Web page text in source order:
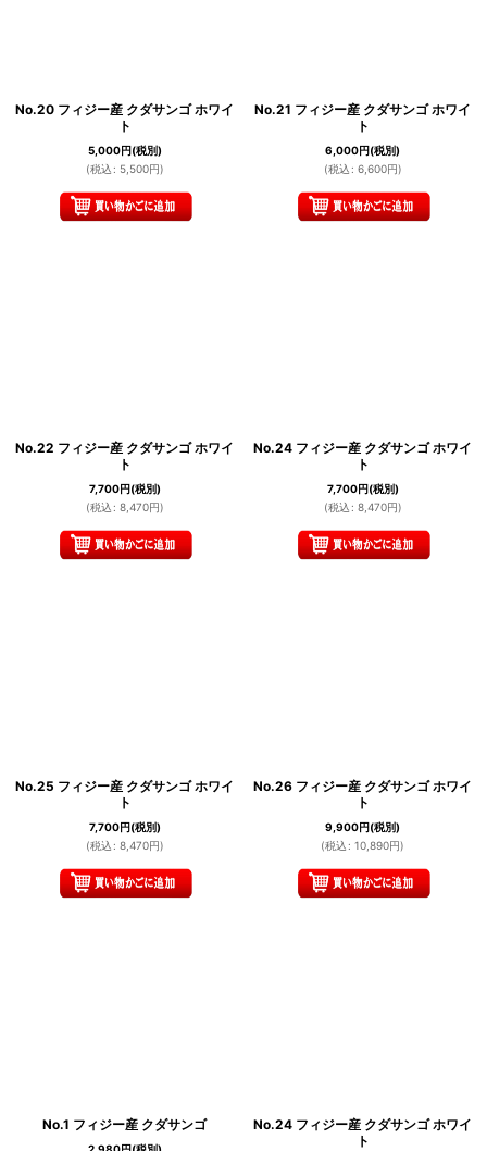
No.20 フィジー産 クダサンゴ ホワイ
ト
5,000円(税別)
(税込 : 5,500円)
No.21 フィジー産 クダサンゴ ホワイ
ト
6,000円(税別)
(税込 : 6,600円)
No.22 フィジー産 クダサンゴ ホワイ
ト
7,700円(税別)
(税込 : 8,470円)
No.24 フィジー産 クダサンゴ ホワイ
ト
7,700円(税別)
(税込 : 8,470円)
No.25 フィジー産 クダサンゴ ホワイ
ト
7,700円(税別)
(税込 : 8,470円)
No.26 フィジー産 クダサンゴ ホワイ
ト
9,900円(税別)
(税込 : 10,890円)
No.1 フィジー産 クダサンゴ
No.24 フィジー産 クダサンゴ ホワイ
ト